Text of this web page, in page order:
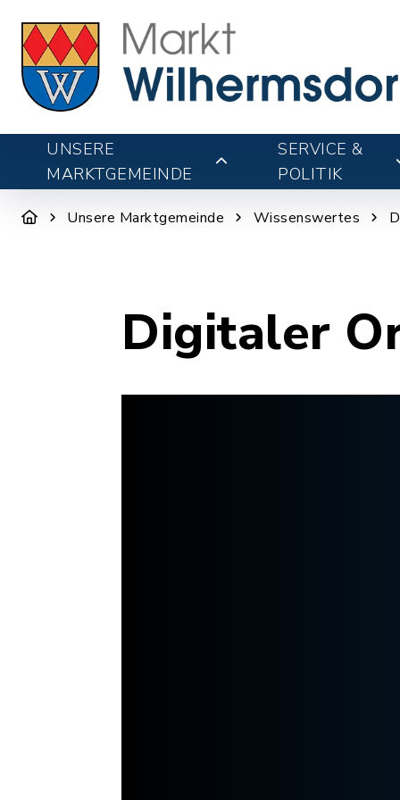
UNSERE
MARKTGEMEINDE
SERVICE &
POLITIK
Unsere Marktgemeinde Wissenswertes
Digitaler